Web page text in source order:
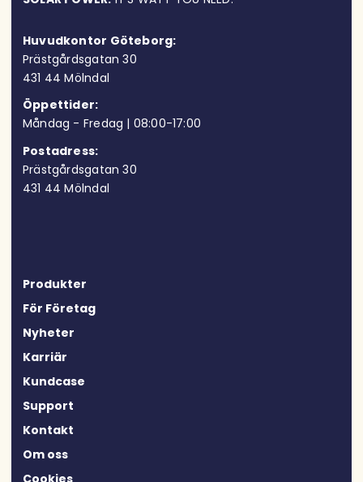
Huvudkontor Göteborg:
Prästgårdsgatan 30
431 44 Mölndal
Öppettider:
Måndag - Fredag | 08:00-17:00
Postadress:
Prästgårdsgatan 30
431 44 Mölndal
Produkter
För Företag
Nyheter
Karriär
Kundcase
Support
Kontakt
Om oss
Cookies